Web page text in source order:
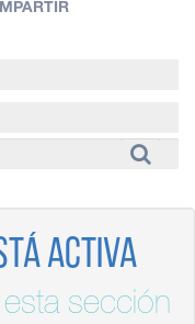
activa
sección